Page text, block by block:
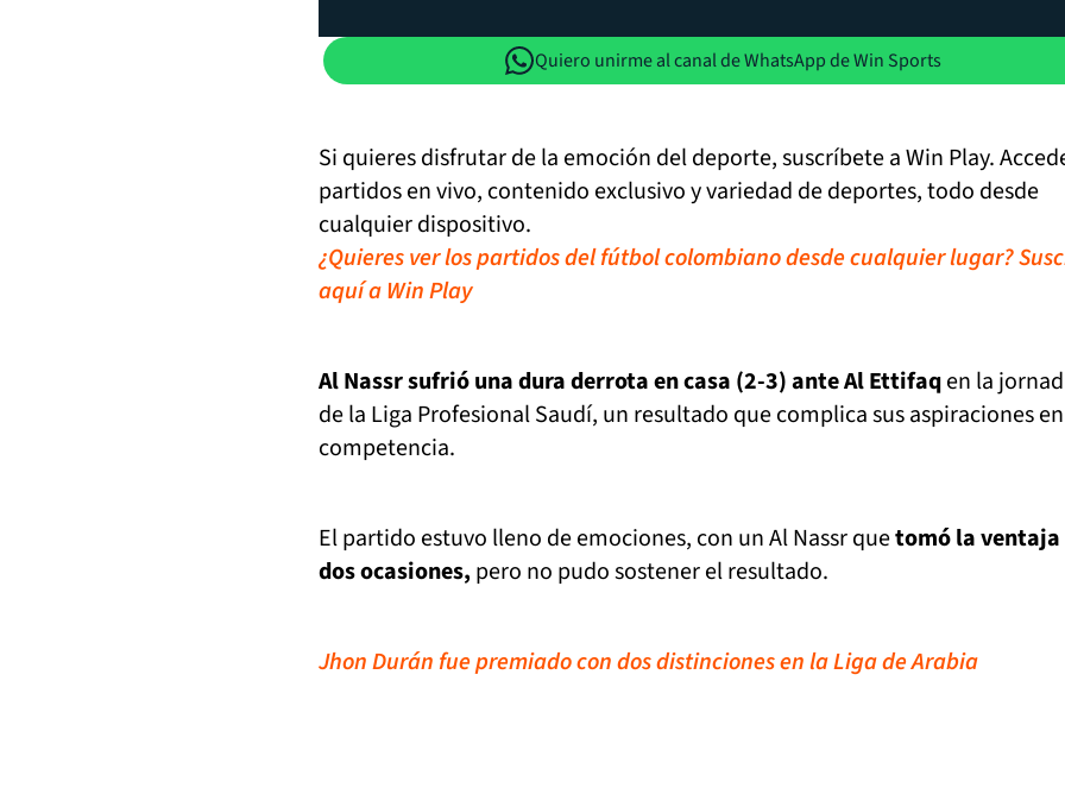
Quiero unirme al canal de WhatsApp de Win Sports
Si quieres disfrutar de la emoción del deporte, suscríbete a Win Play.
partidos en vivo, contenido exclusivo y variedad de deportes, todo desde
cualquier dispositivo.
¿Quieres ver los partidos del fútbol colombiano desde cualquier lugar?
aquí a Win Play
Al Nassr sufrió una dura derrota en casa (2-3) ante Al Ettifaqen la
de la Liga Profesional Saudí, un resultado que complica sus aspiraciones
competencia.
El partido estuvo lleno de emociones, con un Al Nassr quetomó la ventaja
dos ocasiones, pero no pudo sostener el resultado.
Jhon Durán fue premiado con dos distinciones en la Liga de Arabia